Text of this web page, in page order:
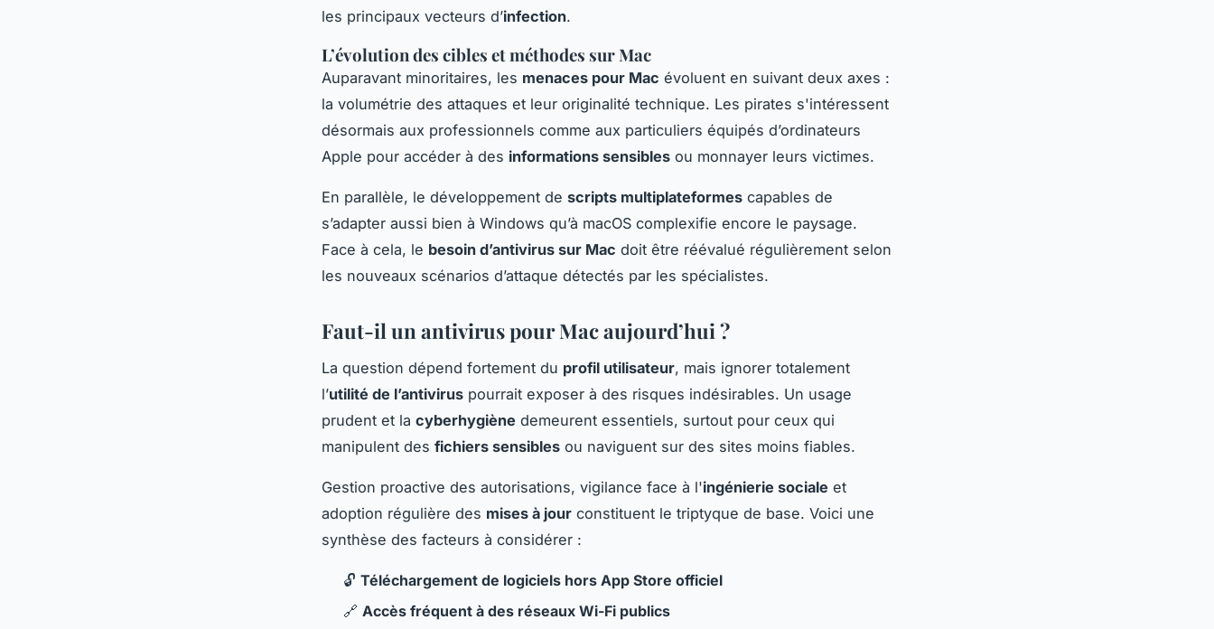
les principaux vecteurs d’infection.
L’évolution des cibles et méthodes sur Mac
Auparavant minoritaires, les menaces pour Mac évoluent en suivant deux axes :
la volumétrie des attaques et leur originalité technique. Les pirates s'intéressent
désormais aux professionnels comme aux particuliers équipés d’ordinateurs
Apple pour accéder à des informations sensibles ou monnayer leurs victimes.
En parallèle, le développement de scripts multiplateformes capables de
s’adapter aussi bien à Windows qu’à macOS complexifie encore le paysage.
Face à cela, le besoin d’antivirus sur Mac doit être réévalué régulièrement selon
les nouveaux scénarios d’attaque détectés par les spécialistes.
Faut-il un antivirus pour Mac aujourd’hui ?
La question dépend fortement du profil utilisateur, mais ignorer totalement
l’utilité de l’antivirus pourrait exposer à des risques indésirables. Un usage
prudent et la cyberhygiène demeurent essentiels, surtout pour ceux qui
manipulent des fichiers sensibles ou naviguent sur des sites moins fiables.
Gestion proactive des autorisations, vigilance face à l'ingénierie sociale et
adoption régulière des mises à jour constituent le triptyque de base. Voici une
synthèse des facteurs à considérer :
🔓 Téléchargement de logiciels hors App Store officiel
🔗 Accès fréquent à des réseaux Wi-Fi publics